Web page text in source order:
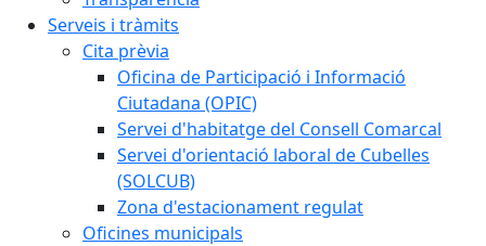
Serveis i tràmits
Cita prèvia
Oficina de Participació i Informació
Ciutadana (OPIC)
Servei d'habitatge del Consell Comarcal
Servei d'orientació laboral de Cubelles
(SOLCUB)
Zona d'estacionament regulat
Oficines municipals